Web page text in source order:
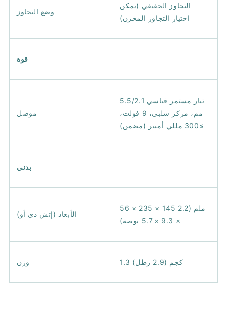
وضع التجاوز
التجاوز الحقيقي (يمكن
اختيار التجاوز المخزن)
قوة
موصل
تيار مستمر قياسي 5.5/2.1
مم، مركز سلبي، 9 فولت،
≥300 مللي أمبير (مضمن)
بدني
الأبعاد (إتش دي أو)
56 × 235 × 145 ملم (2.2
× 9.3 × 5.7 بوصة)
وزن 1.3 كجم (2.9 رطل)